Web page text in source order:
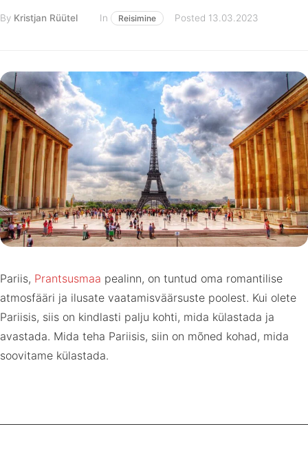
By Kristjan Rüütel In Reisimine Posted 13.03.2023
Pariis, Prantsusmaa pealinn, on tuntud oma romantilise
atmosfääri ja ilusate vaatamisväärsuste poolest. Kui olete
Pariisis, siis on kindlasti palju kohti, mida külastada ja
avastada. Mida teha Pariisis, siin on mõned kohad, mida
soovitame külastada.